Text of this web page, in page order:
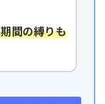
間の縛りも